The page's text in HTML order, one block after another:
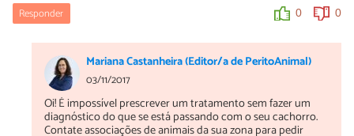
qualquer coisa pra tê-la de volta 😔😔
0 0
Responder 0 0
Mariana Castanheira (Editor/a de PeritoAnimal)
03/11/2017
Oi! É impossível prescrever um tratamento sem fazer um
diagnóstico do que se está passando com o seu cachorro.
Contate associações de animais da sua zona para pedir